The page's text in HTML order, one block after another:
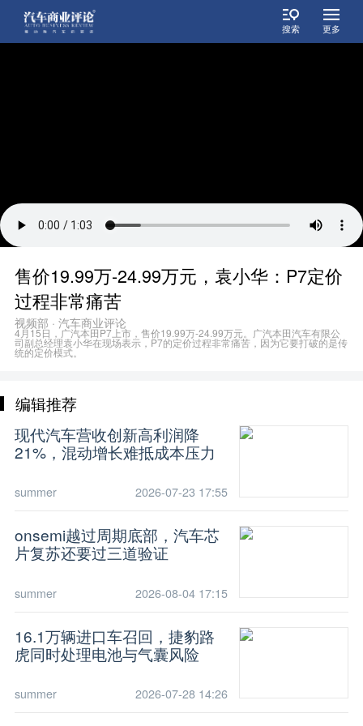
搜索 更多
售价19.99万-24.99万元，袁小华：P7定价
过程非常痛苦
视频部 · 汽车商业评论
4月15日，广汽本田P7上市，售价19.99万-24.99万元。广汽本田汽车有限公
司副总经理袁小华在现场表示，P7的定价过程非常痛苦，因为它要打破的是传
统的定价模式。
编辑推荐
现代汽车营收创新高利润降
21%，混动增长难抵成本压力
summer 2026-07-23 17:55
onsemi越过周期底部，汽车芯
片复苏还要过三道验证
summer 2026-08-04 17:15
16.1万辆进口车召回，捷豹路
虎同时处理电池与气囊风险
summer 2026-07-28 14:26